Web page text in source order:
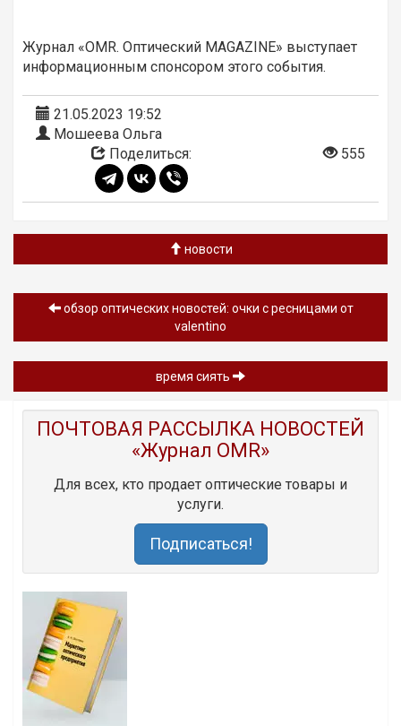
Журнал «OMR. Оптический MAGAZINE» выступает
информационным спонсором этого события.
21.05.2023 19:52
Мошеева Ольга
Поделиться:
555
новости
обзор оптических новостей: очки с ресницами от
valentino
время сиять
ПОЧТОВАЯ РАССЫЛКА НОВОСТЕЙ
«Журнал OMR»
Для всех, кто продает оптические товары и
услуги.
Подписаться!